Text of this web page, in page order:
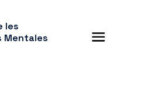
les
Mentales